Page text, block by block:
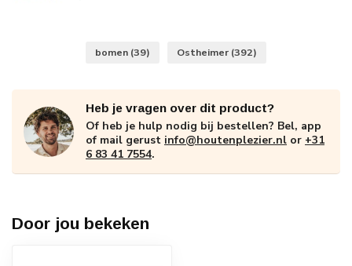
bomen (39) Ostheimer (392)
Heb je vragen over dit product?
Of heb je hulp nodig bij bestellen? Bel, app
of mail gerust info@houtenplezier.nl or +31
6 83 41 7554.
Door jou bekeken